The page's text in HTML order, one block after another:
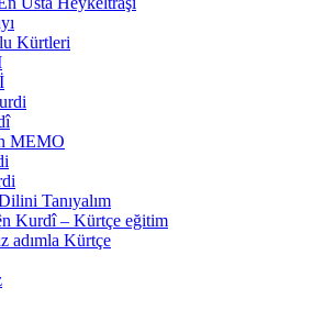
Kürtleri
MEMO
Tanıyalım
Kurdî – Kürtçe eğitim
adımla Kürtçe